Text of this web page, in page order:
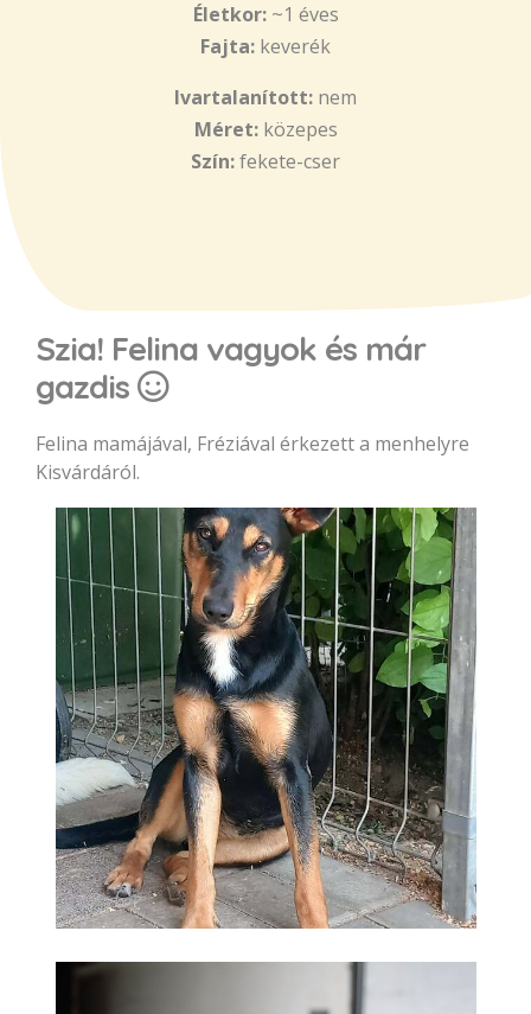
Életkor: ~1 éves
Fajta: keverék
Ivartalanított: nem
Méret: közepes
Szín:fekete-cser
Szia! Felina vagyok és már
gazdis
Felina mamájával, Fréziával érkezett a menhelyre
Kisvárdáról.